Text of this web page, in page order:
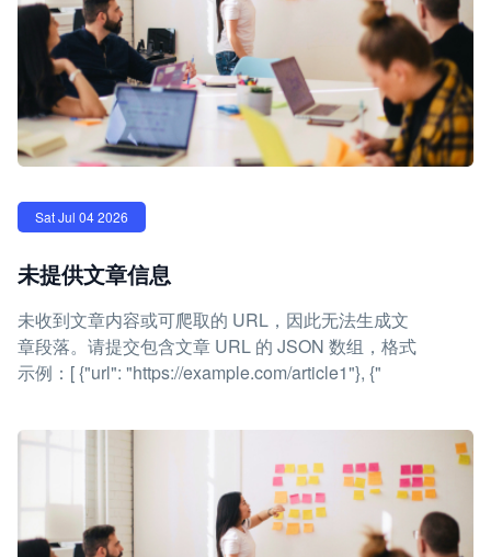
Sat Jul 04 2026
未提供文章信息
未收到文章内容或可爬取的 URL，因此无法生成文
章段落。请提交包含文章 URL 的 JSON 数组，格式
示例：[ {"url": "https://example.com/article1"}, {"